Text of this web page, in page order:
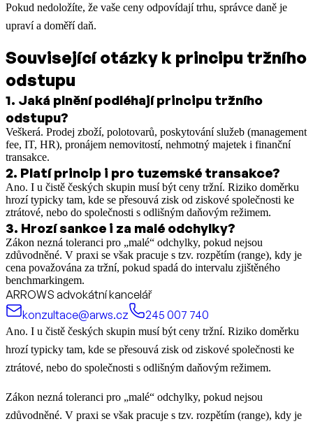
Pokud nedoložíte, že vaše ceny odpovídají trhu, správce daně je
upraví a doměří daň.
Související otázky k principu tržního
odstupu
1. Jaká plnění podléhají principu tržního
odstupu?
Veškerá. Prodej zboží, polotovarů, poskytování služeb (management
fee, IT, HR), pronájem nemovitostí, nehmotný majetek i finanční
transakce.
2. Platí princip i pro tuzemské transakce?
Ano. I u čistě českých skupin musí být ceny tržní. Riziko doměrku
hrozí typicky tam, kde se přesouvá zisk od ziskové společnosti ke
ztrátové, nebo do společnosti s odlišným daňovým režimem.
3. Hrozí sankce i za malé odchylky?
Zákon nezná toleranci pro „malé“ odchylky, pokud nejsou
zdůvodněné. V praxi se však pracuje s tzv. rozpětím (range), kdy je
cena považována za tržní, pokud spadá do intervalu zjištěného
benchmarkingem.
ARROWS advokátní kancelář
konzultace@arws.cz
245 007 740
Ano. I u čistě českých skupin musí být ceny tržní. Riziko doměrku
hrozí typicky tam, kde se přesouvá zisk od ziskové společnosti ke
ztrátové, nebo do společnosti s odlišným daňovým režimem.
Zákon nezná toleranci pro „malé“ odchylky, pokud nejsou
zdůvodněné. V praxi se však pracuje s tzv. rozpětím (range), kdy je